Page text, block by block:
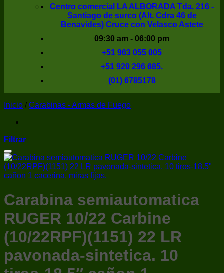
Centro comercial LA ALBORADA Tda. 216 -
Santiago de surco (Alt. Cdra 46 de
Benavides) Cruce con Velasco Astete
09:30 am - 06:00 pm
+51 963 055 005
+51 920 296 685.
(01) 6785178
Inicio / Carabinas - Armas de Fuego
Filtrar
Añadir a la lista de deseos
Carabina semiautomatica
RUGER 10/22 Carbine
(10/22RPF)(1151) 22 LR
pavonada-sintetica. 10